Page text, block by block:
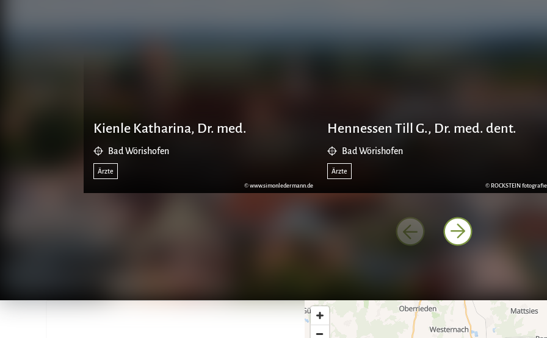
© www.simonledermann.de
Kienle Katharina, Dr. med.
Bad Wörishofen
Ärzte
© ROCKSTEIN fotografie
Hennessen Till G., Dr. med. dent.
Bad Wörishofen
Ärzte